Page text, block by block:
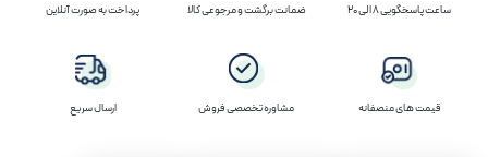
ساعت پاسخگویی 8 الی 20 ضمانت برگشت و مرجوعی کالا پرداخت به صورت آنلاین
قیمت های منصفانه مشاوره تخصصی فروش ارسال سریع